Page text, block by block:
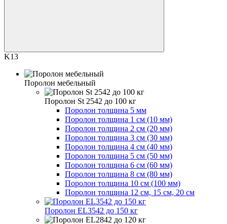
K13
Поролон мебельный
Поролон St 2542 до 100 кг
Поролон толщина 5 мм
Поролон толщина 1 см (10 мм)
Поролон толщина 2 см (20 мм)
Поролон толщина 3 см (30 мм)
Поролон толщина 4 см (40 мм)
Поролон толщина 5 см (50 мм)
Поролон толщина 6 см (60 мм)
Поролон толщина 8 см (80 мм)
Поролон толщина 10 см (100 мм)
Поролон толщина 12 см, 15 см, 20 см
Поролон EL3542 до 150 кг